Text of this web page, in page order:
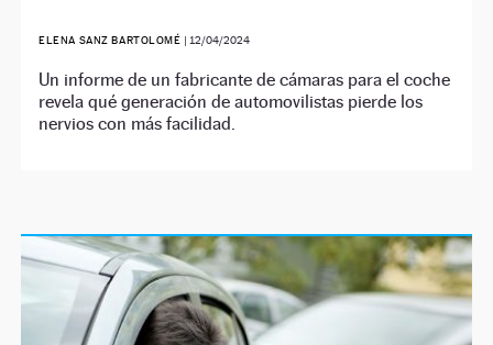
ELENA SANZ BARTOLOMÉ | 12/04/2024
Un informe de un fabricante de cámaras para el coche
revela qué generación de automovilistas pierde los
nervios con más facilidad.